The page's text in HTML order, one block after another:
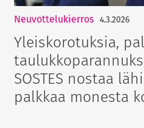
Neuvottelukierros 4.3.2026
Yleiskorotuksia,
SOSTES nostaa
palkkaa monesta